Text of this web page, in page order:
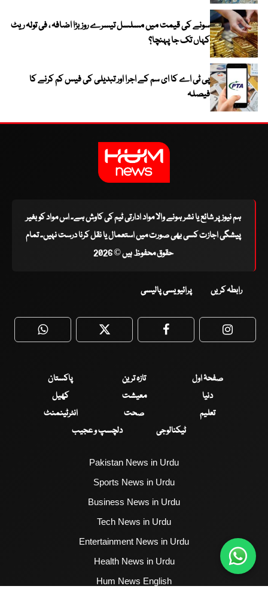
سونے کی قیمت میں مسلسل تیسرے روز بڑا اضافہ ، فی تولہ ریٹ
کہاں تک جا پہنچا؟
پی ٹی اے کا ای سم کے اجرا اور تبدیلی کی فیس کم کرنے کا
فیصلہ
ہم نیوز پر شائع یا نشر ہونے والا مواد ادارتی ٹیم کی کاوش ہے۔ اس مواد کو بغیر
پیشگی اجازت کسی بھی صورت میں استعمال یا نقل کرنا درست نہیں۔ تمام
حقوق محفوظ ہیں © 2026
رابطہ کریں پرائیویسی پالیسی
WhatsApp Twitter Facebook
صفحۂ اول تازہ ترین
پاکستان
دنیا
معیشت
کھیل
تعلیم
صحت
انٹرٹینمنٹ
ٹیکنالوجی
دلچسپ و عجیب
Pakistan News in Urdu
Sports News in Urdu
Business News in Urdu
Tech News in Urdu
Entertainment News in Urdu
Health News in Urdu
Hum News English